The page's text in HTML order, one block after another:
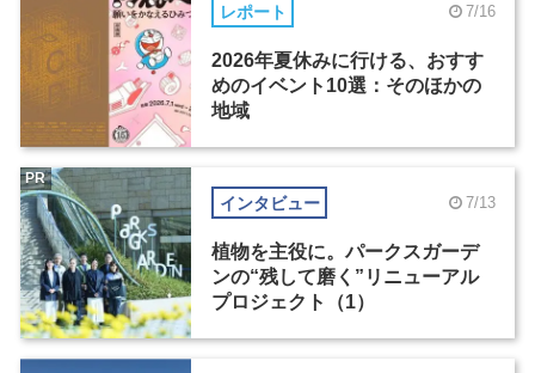
レポート 7/16
2026年夏休みに行ける、おすす
めのイベント10選：そのほかの
地域
インタビュー 7/13
植物を主役に。パークスガーデ
ンの“残して磨く”リニューアル
プロジェクト（1）
PR